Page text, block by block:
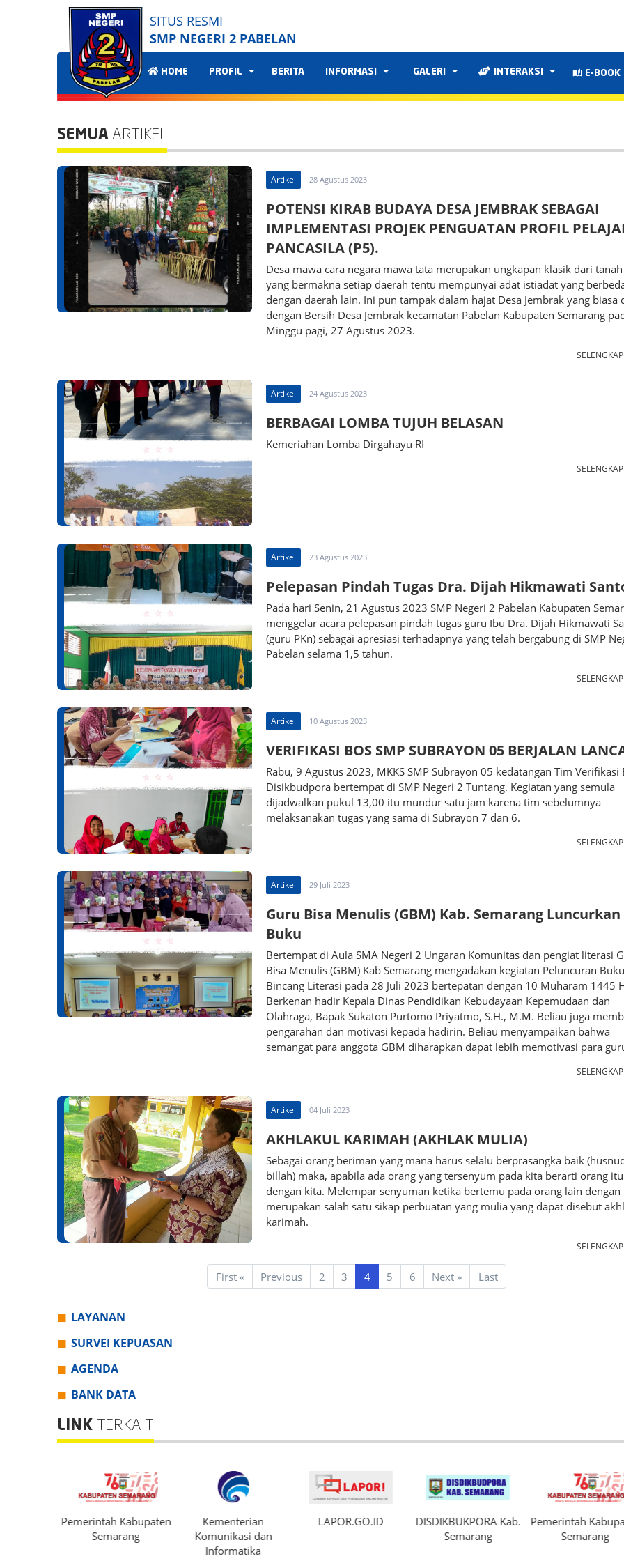
SITUS RESMI
SMP NEGERI 2 PABELAN
HOME PROFIL BERITA INFORMASI GALERI INTERAKSI E-BOOK
SEMUA ARTIKEL
Artikel 28 Agustus 2023
POTENSI KIRAB BUDAYA DESA JEMBRAK SEBAGAI
IMPLEMENTASI PROJEK PENGUATAN PROFIL
PANCASILA (P5).
Desa mawa cara negara mawa tata merupakan ungkapan klasik dari tanah
yang bermakna setiap daerah tentu mempunyai adat istiadat yang
dengan daerah lain. Ini pun tampak dalam hajat Desa Jembrak yang biasa
dengan Bersih Desa Jembrak kecamatan Pabelan Kabupaten Semarang
Minggu pagi, 27 Agustus 2023.
Artikel 24 Agustus 2023
BERBAGAI LOMBA TUJUH BELASAN
Kemeriahan Lomba Dirgahayu RI
Artikel 23 Agustus 2023
Pelepasan Pindah Tugas Dra. Dijah Hikmawati
Pada hari Senin, 21 Agustus 2023 SMP Negeri 2 Pabelan Kabupaten
menggelar acara pelepasan pindah tugas guru Ibu Dra. Dijah Hikmawati
(guru PKn) sebagai apresiasi terhadapnya yang telah bergabung di SMP
Pabelan selama 1,5 tahun.
Artikel 10 Agustus 2023
VERIFIKASI BOS SMP SUBRAYON 05 BERJALAN
Rabu, 9 Agustus 2023, MKKS SMP Subrayon 05 kedatangan Tim Verifikasi
Disikbudpora bertempat di SMP Negeri 2 Tuntang. Kegiatan yang semula
dijadwalkan pukul 13,00 itu mundur satu jam karena tim sebelumnya
melaksanakan tugas yang sama di Subrayon 7 dan 6.
Artikel 29 Juli 2023
Guru Bisa Menulis (GBM) Kab. Semarang Luncurkan
Buku
Bertempat di Aula SMA Negeri 2 Ungaran Komunitas dan pengiat literasi
Bisa Menulis (GBM) Kab Semarang mengadakan kegiatan Peluncuran
Bincang Literasi pada 28 Juli 2023 bertepatan dengan 10 Muharam 1445
Berkenan hadir Kepala Dinas Pendidikan Kebudayaan Kepemudaan dan
Olahraga, Bapak Sukaton Purtomo Priyatmo, S.H., M.M. Beliau juga
pengarahan dan motivasi kepada hadirin. Beliau menyampaikan bahwa
semangat para anggota GBM diharapkan dapat lebih memotivasi para
Artikel 04 Juli 2023
AKHLAKUL KARIMAH (AKHLAK MULIA)
Sebagai orang beriman yang mana harus selalu berprasangka baik
billah) maka, apabila ada orang yang tersenyum pada kita berarti orang
dengan kita. Melempar senyuman ketika bertemu pada orang lain dengan
merupakan salah satu sikap perbuatan yang mulia yang dapat disebut
karimah.
First « Previous 2 3 4 5 6 Next »NextLast
LAYANAN
SURVEI KEPUASAN
AGENDA
BANK DATA
LINK TERKAIT
Pemerintah Kabupaten
Semarang
Kementerian
Komunikasi dan
Informatika
LAPOR.GO.ID
DISDIKBUKPORA Kab.
Semarang
Pemerintah
Semarang